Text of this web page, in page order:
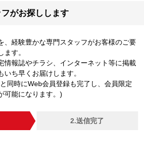
がお探しします
、経験豊かな専門スタッフがお客様のご要
す。
情報誌やチラシ、インターネット等に掲載
ち早くお届けします。
同時にWeb会員登録も完了し、会員限定
可能になります。)
2.送信完了